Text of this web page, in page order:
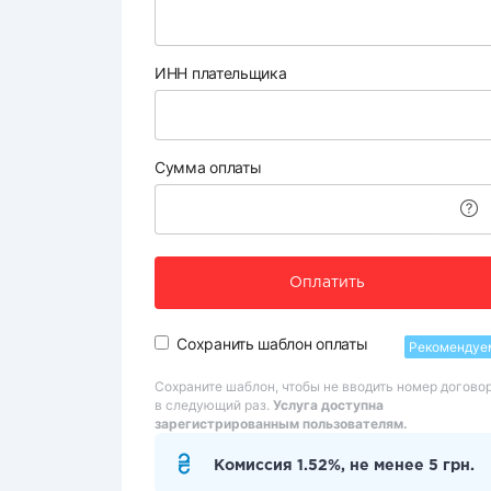
ИНН плательщика
Сумма оплаты
Оплатить
Сохранить шаблон оплаты
Сохраните шаблон, чтобы не вводить номер
в следующий раз. Услуга доступна
зарегистрированным пользователям.
Комиссия 1.52%, не менее 5 грн.